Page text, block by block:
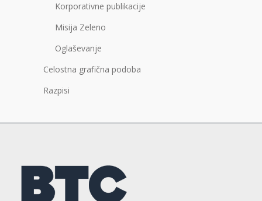
Korporativne publikacije
Misija Zeleno
Oglaševanje
Celostna grafična podoba
Razpisi